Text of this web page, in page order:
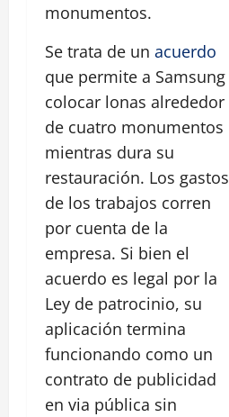
monumentos.
Se trata de un acuerdo
que permite a Samsung
colocar lonas alrededor
de cuatro monumentos
mientras dura su
restauración. Los gastos
de los trabajos corren
por cuenta de la
empresa. Si bien el
acuerdo es legal por la
Ley de patrocinio, su
aplicación termina
funcionando como un
contrato de publicidad
en via pública sin